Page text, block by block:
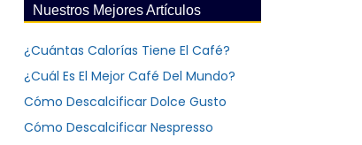
Nuestros Mejores Artículos
¿Cuántas Calorías Tiene El Café?
¿Cuál Es El Mejor Café Del Mundo?
Cómo Descalcificar Dolce Gusto
Cómo Descalcificar Nespresso